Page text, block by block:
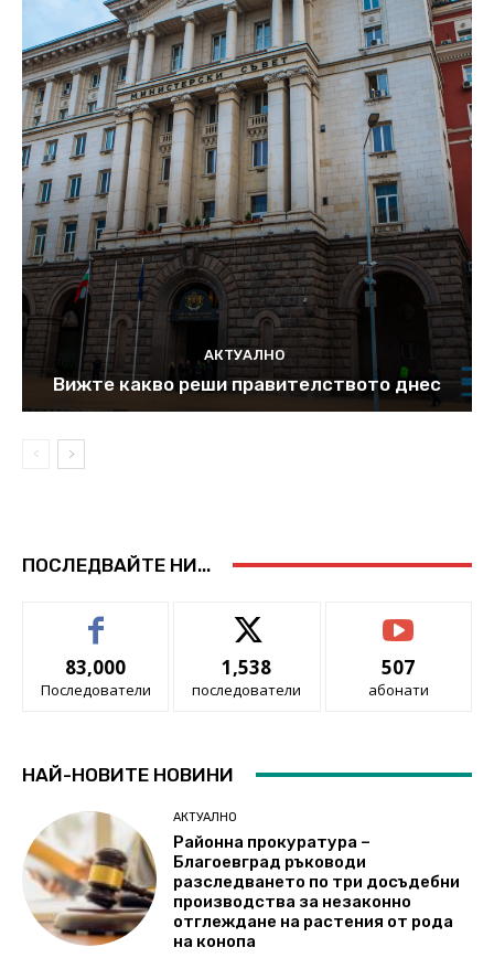
АКТУАЛНО
Вижте какво реши правителството днес
ПОСЛЕДВАЙТЕ НИ...
83,000
Последователи
1,538
последователи
507
абонати
НАЙ-НОВИТЕ НОВИНИ
АКТУАЛНО
Районна прокуратура –
Благоевград ръководи
разследването по три досъдебни
производства за незаконно
отглеждане на растения от рода
на конопа